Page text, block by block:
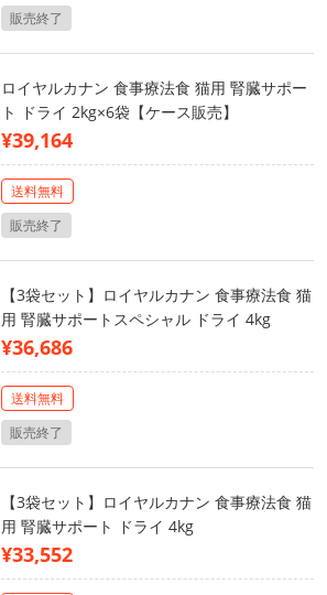
販売終了
ロイヤルカナン 食事療法食 猫用 腎臓サポー
ト ドライ 2kg×6袋【ケース販売】
¥39,164
送料無料
販売終了
【3袋セット】ロイヤルカナン 食事療法食 猫
用 腎臓サポートスペシャル ドライ 4kg
¥36,686
送料無料
販売終了
【3袋セット】ロイヤルカナン 食事療法食 猫
用 腎臓サポート ドライ 4kg
¥33,552